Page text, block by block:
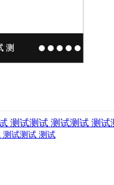
测
测
测
测
测试测试 测试